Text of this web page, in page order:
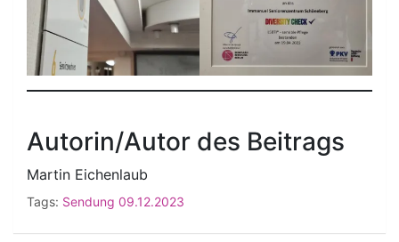
Autorin/Autor des Beitrags
Martin Eichenlaub
Tags: Sendung 09.12.2023